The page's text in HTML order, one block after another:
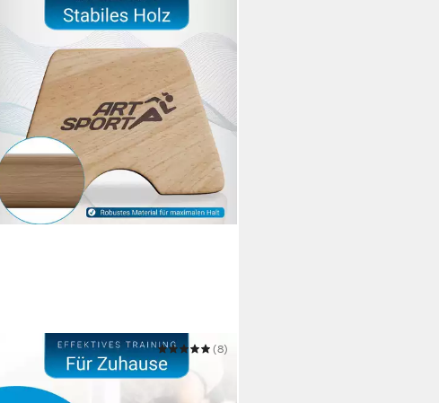
ARTSPORT
Liegestützgriffe M
(8)
ab 18,54 €